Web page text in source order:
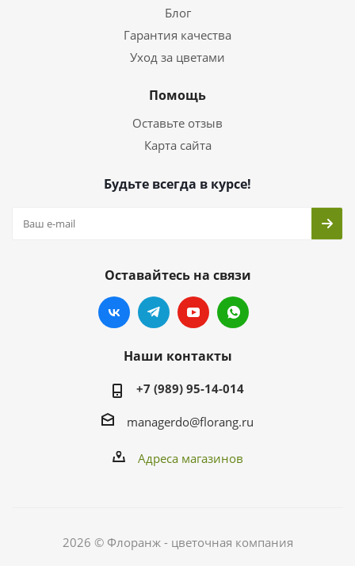
Блог
Гарантия качества
Уход за цветами
Помощь
Оставьте отзыв
Карта сайта
Будьте всегда в курсе!
Оставайтесь на связи
Наши контакты
+7 (989) 95-14-014
managerdo@florang.ru
Адреса магазинов
2026 © Флоранж - цветочная компания